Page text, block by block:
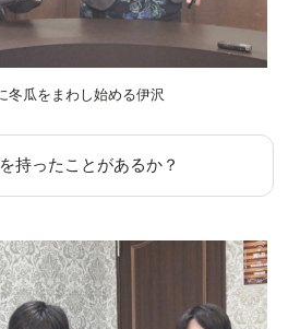
冬瓜をまわし始める伊沢
持ったことがあるか？